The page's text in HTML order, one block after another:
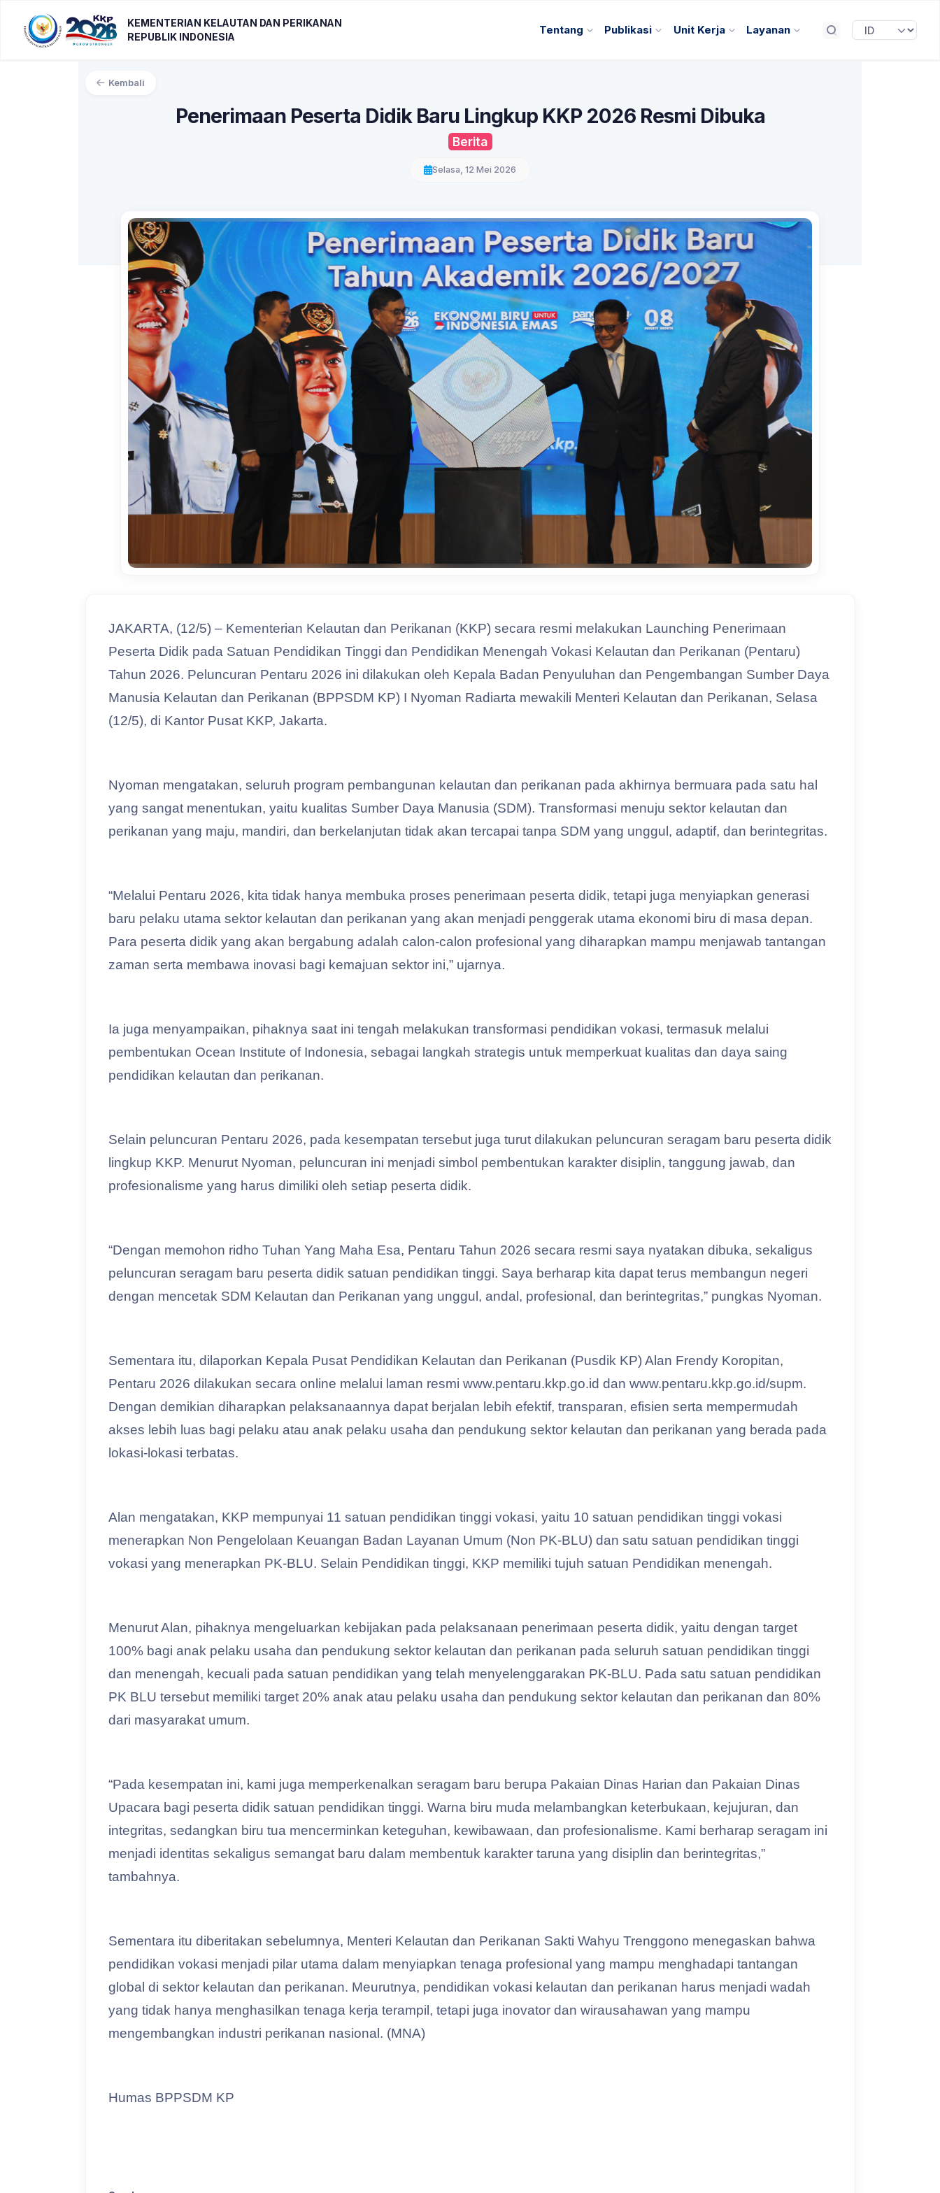
KEMENTERIAN KELAUTAN DAN PERIKANAN
REPUBLIK INDONESIA
Tentang Publikasi Unit Kerja Layanan
Kembali
Penerimaan Peserta Didik Baru Lingkup KKP 2026 Resmi Dibuka
Berita
Selasa, 12 Mei 2026
JAKARTA, (12/5) – Kementerian Kelautan dan Perikanan (KKP) secara resmi melakukan Launching Penerimaan
Peserta Didik pada Satuan Pendidikan Tinggi dan Pendidikan Menengah Vokasi Kelautan dan Perikanan (Pentaru)
Tahun 2026. Peluncuran Pentaru 2026 ini dilakukan oleh Kepala Badan Penyuluhan dan Pengembangan Sumber Daya
Manusia Kelautan dan Perikanan (BPPSDM KP) I Nyoman Radiarta mewakili Menteri Kelautan dan Perikanan, Selasa
(12/5), di Kantor Pusat KKP, Jakarta.
Nyoman mengatakan, seluruh program pembangunan kelautan dan perikanan pada akhirnya bermuara pada satu hal
yang sangat menentukan, yaitu kualitas Sumber Daya Manusia (SDM). Transformasi menuju sektor kelautan dan
perikanan yang maju, mandiri, dan berkelanjutan tidak akan tercapai tanpa SDM yang unggul, adaptif, dan berintegritas.
“Melalui Pentaru 2026, kita tidak hanya membuka proses penerimaan peserta didik, tetapi juga menyiapkan generasi
baru pelaku utama sektor kelautan dan perikanan yang akan menjadi penggerak utama ekonomi biru di masa depan.
Para peserta didik yang akan bergabung adalah calon-calon profesional yang diharapkan mampu menjawab tantangan
zaman serta membawa inovasi bagi kemajuan sektor ini,” ujarnya.
Ia juga menyampaikan, pihaknya saat ini tengah melakukan transformasi pendidikan vokasi, termasuk melalui
pembentukan Ocean Institute of Indonesia, sebagai langkah strategis untuk memperkuat kualitas dan daya saing
pendidikan kelautan dan perikanan.
Selain peluncuran Pentaru 2026, pada kesempatan tersebut juga turut dilakukan peluncuran seragam baru peserta didik
lingkup KKP. Menurut Nyoman, peluncuran ini menjadi simbol pembentukan karakter disiplin, tanggung jawab, dan
profesionalisme yang harus dimiliki oleh setiap peserta didik.
“Dengan memohon ridho Tuhan Yang Maha Esa, Pentaru Tahun 2026 secara resmi saya nyatakan dibuka, sekaligus
peluncuran seragam baru peserta didik satuan pendidikan tinggi. Saya berharap kita dapat terus membangun negeri
dengan mencetak SDM Kelautan dan Perikanan yang unggul, andal, profesional, dan berintegritas,” pungkas Nyoman.
Sementara itu, dilaporkan Kepala Pusat Pendidikan Kelautan dan Perikanan (Pusdik KP) Alan Frendy Koropitan,
Pentaru 2026 dilakukan secara online melalui laman resmi www.pentaru.kkp.go.id dan www.pentaru.kkp.go.id/supm.
Dengan demikian diharapkan pelaksanaannya dapat berjalan lebih efektif, transparan, efisien serta mempermudah
akses lebih luas bagi pelaku atau anak pelaku usaha dan pendukung sektor kelautan dan perikanan yang berada pada
lokasi-lokasi terbatas.
Alan mengatakan, KKP mempunyai 11 satuan pendidikan tinggi vokasi, yaitu 10 satuan pendidikan tinggi vokasi
menerapkan Non Pengelolaan Keuangan Badan Layanan Umum (Non PK-BLU) dan satu satuan pendidikan tinggi
vokasi yang menerapkan PK-BLU. Selain Pendidikan tinggi, KKP memiliki tujuh satuan Pendidikan menengah.
Menurut Alan, pihaknya mengeluarkan kebijakan pada pelaksanaan penerimaan peserta didik, yaitu dengan target
100% bagi anak pelaku usaha dan pendukung sektor kelautan dan perikanan pada seluruh satuan pendidikan tinggi
dan menengah, kecuali pada satuan pendidikan yang telah menyelenggarakan PK-BLU. Pada satu satuan pendidikan
PK BLU tersebut memiliki target 20% anak atau pelaku usaha dan pendukung sektor kelautan dan perikanan dan 80%
dari masyarakat umum.
“Pada kesempatan ini, kami juga memperkenalkan seragam baru berupa Pakaian Dinas Harian dan Pakaian Dinas
Upacara bagi peserta didik satuan pendidikan tinggi. Warna biru muda melambangkan keterbukaan, kejujuran, dan
integritas, sedangkan biru tua mencerminkan keteguhan, kewibawaan, dan profesionalisme. Kami berharap seragam ini
menjadi identitas sekaligus semangat baru dalam membentuk karakter taruna yang disiplin dan berintegritas,”
tambahnya.
Sementara itu diberitakan sebelumnya, Menteri Kelautan dan Perikanan Sakti Wahyu Trenggono menegaskan bahwa
pendidikan vokasi menjadi pilar utama dalam menyiapkan tenaga profesional yang mampu menghadapi tantangan
global di sektor kelautan dan perikanan. Meurutnya, pendidikan vokasi kelautan dan perikanan harus menjadi wadah
yang tidak hanya menghasilkan tenaga kerja terampil, tetapi juga inovator dan wirausahawan yang mampu
mengembangkan industri perikanan nasional. (MNA)
Humas BPPSDM KP